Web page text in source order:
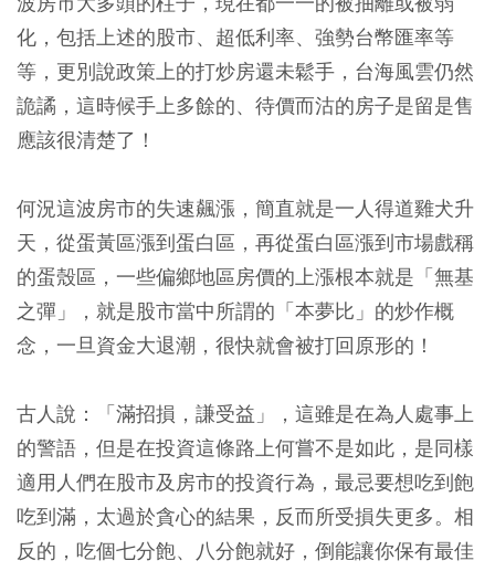
化，包括上述的股市、超低利率、強勢台幣匯率等
等，更別說政策上的打炒房還未鬆手，台海風雲仍然
詭譎，這時候手上多餘的、待價而沽的房子是留是售
應該很清楚了！
何況這波房市的失速飆漲，簡直就是一人得道雞犬升
天，從蛋黃區漲到蛋白區，再從蛋白區漲到市場戲稱
的蛋殼區，一些偏鄉地區房價的上漲根本就是「無基
之彈」，就是股市當中所謂的「本夢比」的炒作概
念，一旦資金大退潮，很快就會被打回原形的！
古人說：「滿招損，謙受益」，這雖是在為人處事上
的警語，但是在投資這條路上何嘗不是如此，是同樣
適用人們在股市及房市的投資行為，最忌要想吃到飽
吃到滿，太過於貪心的結果，反而所受損失更多。相
反的，吃個七分飽、八分飽就好，倒能讓你保有最佳